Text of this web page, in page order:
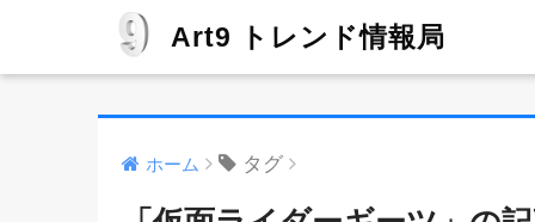
Art9 トレンド情報局
ホーム タグ